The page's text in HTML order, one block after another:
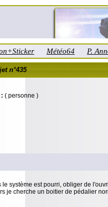
Météo64 P.
n°435
( personne )
système est pourri, obliger de
je cherche un boitier de pédalier